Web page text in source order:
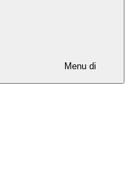
Menu di